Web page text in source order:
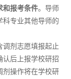
和报考条件。导师
科专业其他导师的
调剂志愿填报起止
认后上报学校研招
剂操作将在学校研